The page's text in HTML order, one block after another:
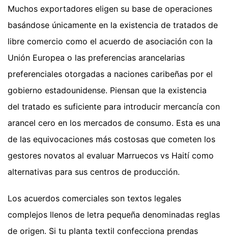
Muchos exportadores eligen su base de operaciones
basándose únicamente en la existencia de tratados de
libre comercio como el acuerdo de asociación con la
Unión Europea o las preferencias arancelarias
preferenciales otorgadas a naciones caribeñas por el
gobierno estadounidense. Piensan que la existencia
del tratado es suficiente para introducir mercancía con
arancel cero en los mercados de consumo. Esta es una
de las equivocaciones más costosas que cometen los
gestores novatos al evaluar Marruecos vs Haití como
alternativas para sus centros de producción.
Los acuerdos comerciales son textos legales
complejos llenos de letra pequeña denominadas reglas
de origen. Si tu planta textil confecciona prendas